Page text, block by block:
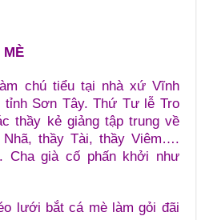
MÈ
chú tiểu tại nhà xứ Vĩnh
tỉnh Sơn Tây. Thứ Tư lễ Tro
thầy kẻ giảng tập trung về
thầy Tài, thầy Viêm….
Cha già cố phấn khởi như
lưới bắt cá mè làm gỏi đãi